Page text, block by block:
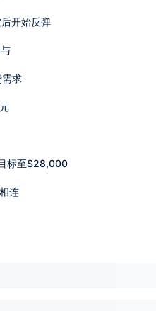
开始反弹
求
标至$28,000
连